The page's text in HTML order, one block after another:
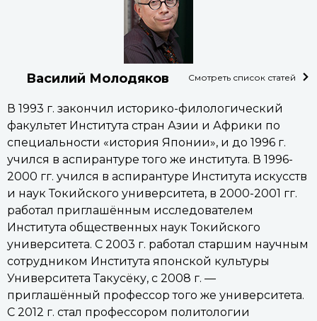
Василий Молодяков Смотреть список статей
В 1993 г. закончил историко-филологический
факультет Института стран Азии и Африки по
специальности «история Японии», и до 1996 г.
учился в аспирантуре того же института. В 1996-
2000 гг. учился в аспирантуре Института искусств
и наук Токийского университета, в 2000-2001 гг.
работал приглашённым исследователем
Института общественных наук Токийского
университета. С 2003 г. работал старшим научным
сотрудником Института японской культуры
Университета Такусёку, с 2008 г. —
приглашённый профессор того же университета.
С 2012 г. стал профессором политологии